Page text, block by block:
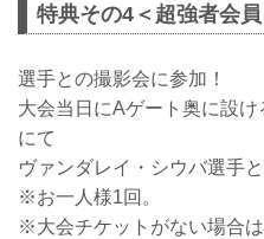
特典その4＜超強者会
選手との撮影会に参加！
大会当日にAゲート奥に設
にて
ヴァンダレイ・シウバ選手
※お一人様1回。
※大会チケットがない場合は